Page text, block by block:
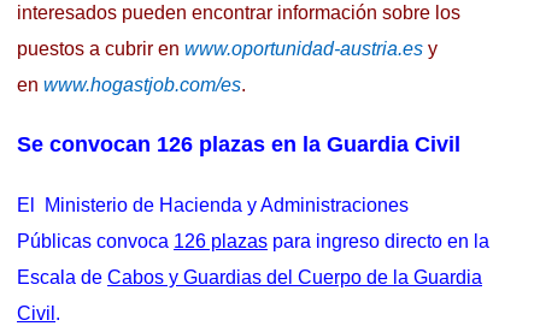
interesados pueden encontrar información sobre los
puestos a cubrir en www.oportunidad-austria.es y
en www.hogastjob.com/es.
Se convocan 126 plazas en la Guardia Civil
El Ministerio de Hacienda y Administraciones
Públicas convoca 126 plazas para ingreso directo en la
Escala de Cabos y Guardias del Cuerpo de la Guardia
Civil .